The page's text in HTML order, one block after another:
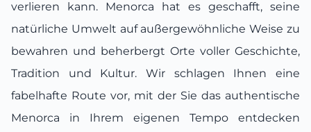
verlieren kann. Menorca hat es geschafft, seine
natürliche Umwelt auf außergewöhnliche Weise zu
bewahren und beherbergt Orte voller Geschichte,
Tradition und Kultur. Wir schlagen Ihnen eine
fabelhafte Route vor, mit der Sie das authentische
Menorca in Ihrem eigenen Tempo entdecken